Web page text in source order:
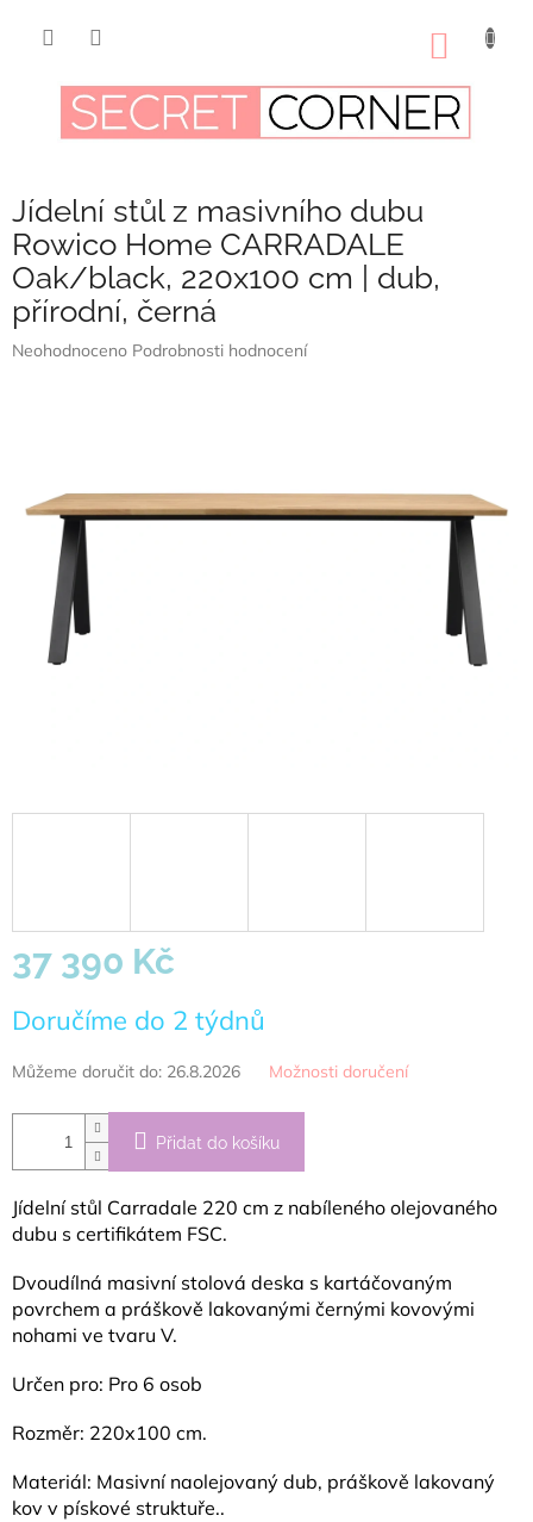
Jídelní stůl z masivního dubu
Rowico Home CARRADALE
Oak/black, 220x100 cm | dub,
přírodní, černá
Průměrné
hvězdiček.
Neohodnoceno Podrobnosti hodnocení
37 390 Kč
cena:
Doručíme do 2 týdnů
Můžeme doručit do: 26.8.2026 Možnosti doručení
Přidat do košíku
Jídelní stůl Carradale 220 cm z nabíleného olejovaného
dubu s certifikátem FSC.
Dvoudílná masivní stolová deska s kartáčovaným
povrchem a práškově lakovanými černými kovovými
nohami ve tvaru V.
Určen pro: Pro 6 osob
Rozměr: 220x100 cm.
Materiál: Masivní naolejovaný dub, práškově lakovaný
kov v pískové struktuře..